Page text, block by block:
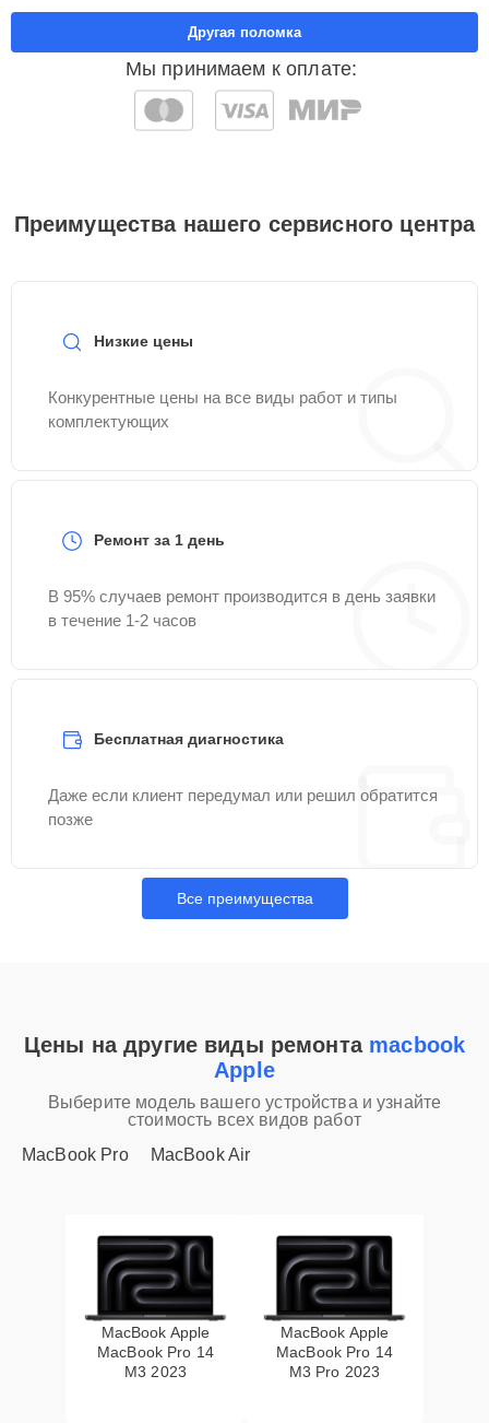
Мы принимаем к оплате:
Другая поломка
Преимущества нашего сервисного центра
Низкие цены
Конкурентные цены на все виды работ и типы
комплектующих
Ремонт за 1 день
В 95% случаев ремонт производится в день заявки
в течение 1-2 часов
Бесплатная диагностика
Даже если клиент передумал или решил обратится
позже
Все преимущества
Цены на другие виды ремонта macbook
Apple
Выберите модель вашего устройства и узнайте
стоимость всех видов работ
MacBook Pro
MacBook Air
MacBook Apple
MacBook Pro 14
M3 2023
MacBook Apple
MacBook Pro 14
M3 Pro 2023